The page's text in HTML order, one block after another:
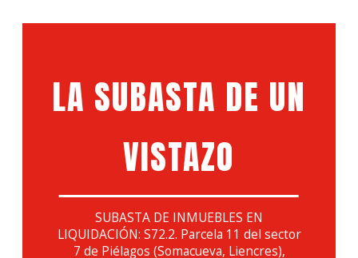
LA SUBASTA DE UN
VISTAZO
SUBASTA DE INMUEBLES EN
LIQUIDACIÓN: S72.2. Parcela 11 del sector
7 de Piélagos (Somacueva, Liencres),